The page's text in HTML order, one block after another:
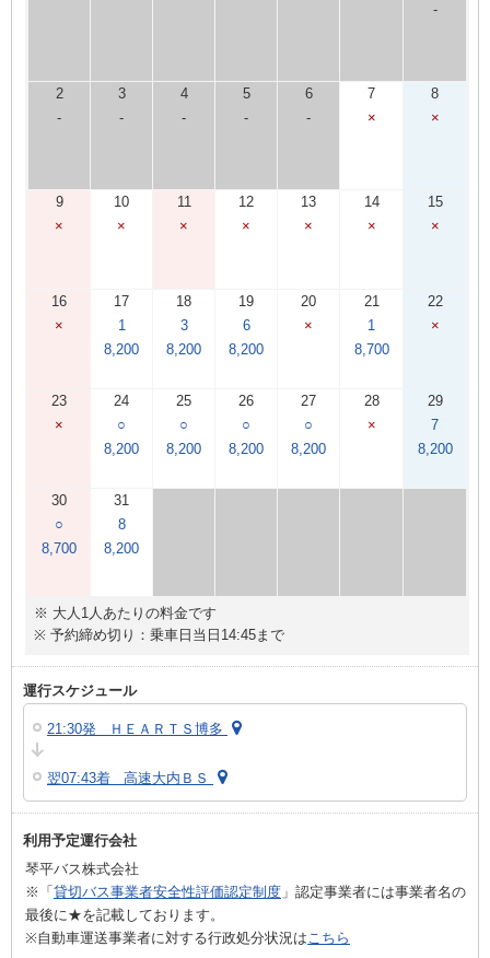
-
2
-
3
-
4
-
5
-
6
-
7
×
8
×
9
×
10
×
11
×
12
×
13
×
14
×
15
×
16
×
17
1
8,200
18
3
8,200
19
6
8,200
20
×
21
1
8,700
22
×
23
×
24
○
8,200
25
○
8,200
26
○
8,200
27
○
8,200
28
×
29
7
8,200
30
○
8,700
31
8
8,200
※ 大人1人あたりの料金です
※ 予約締め切り：乗車日当日14:45まで
運行スケジュール
21:30発 ＨＥＡＲＴＳ博多
翌07:43着 高速大内ＢＳ
利用予定運行会社
琴平バス株式会社
※「 貸切バス事業者安全性評価認定制度 」認定事業者には事業者名の
最後に★を記載しております。
※自動車運送事業者に対する行政処分状況はこちら